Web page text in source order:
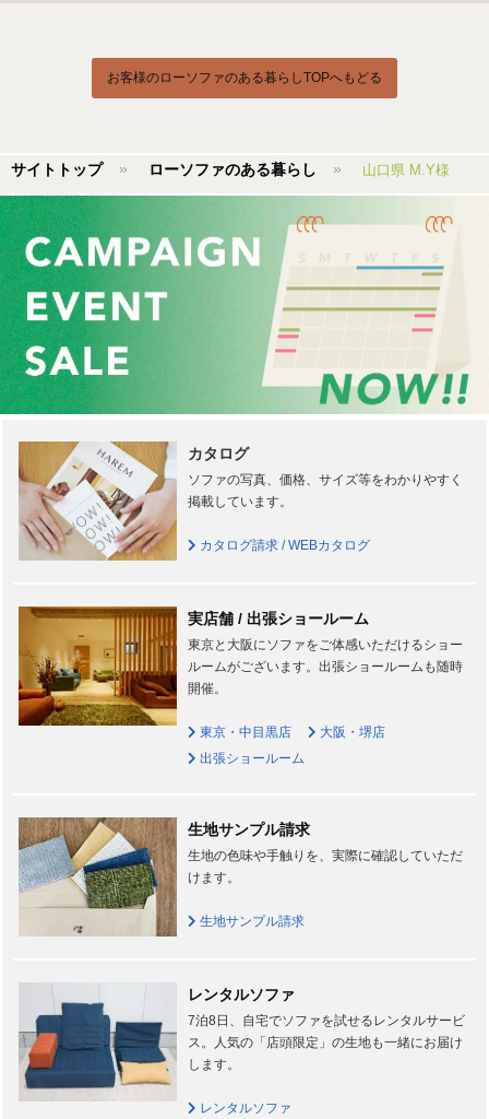
お客様のローソファのある暮らしTOPへもどる
サイトトップ ローソファのある暮らし 山口県 M.Y様
カタログ
ソファの写真、価格、サイズ等をわかりやすく
掲載しています。
カタログ請求 / WEBカタログ
実店舗 / 出張ショールーム
東京と大阪にソファをご体感いただけるショー
ルームがございます。出張ショールームも随時
開催。
東京・中目黒店
大阪・堺店
出張ショールーム
生地サンプル請求
生地の色味や手触りを、実際に確認していただ
けます。
生地サンプル請求
レンタルソファ
7泊8日、自宅でソファを試せるレンタルサービ
ス。人気の「店頭限定」の生地も一緒にお届け
します。
レンタルソファ